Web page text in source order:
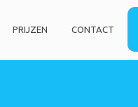
PRIJZEN CONTACT